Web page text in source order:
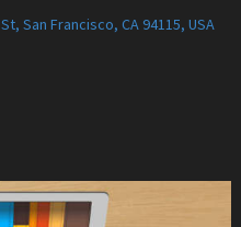
San Francisco, CA 94115, USA